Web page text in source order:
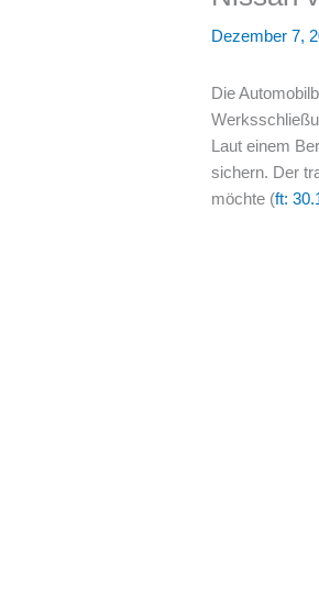
Dezember 7,
Die
Laut einem
sichern. Der
möchte (ft: